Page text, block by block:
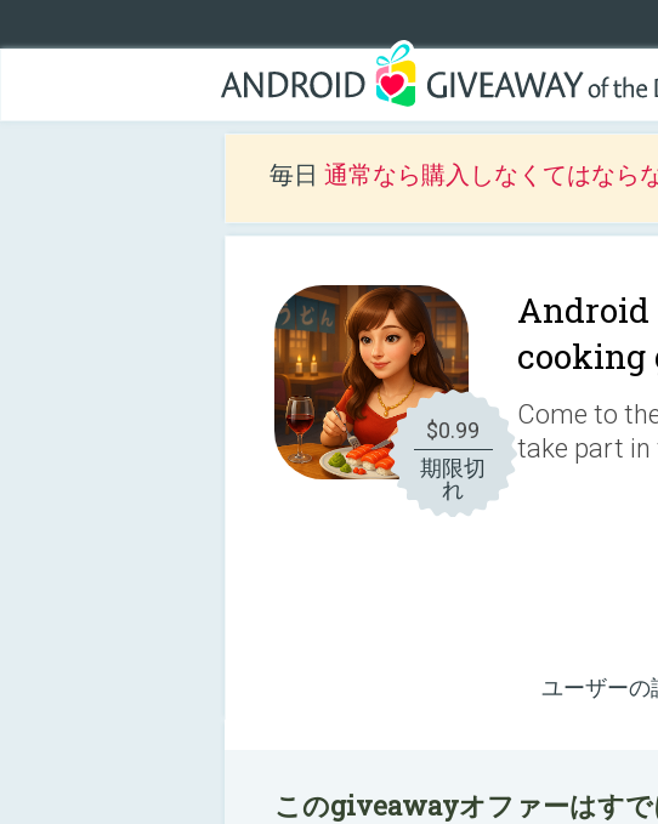
毎日 通常なら購入しなくてはなら
$0.99
期限切
れ
Android
cooking
Come to
take part in
ユーザーの
このgiveawayオファーはすで